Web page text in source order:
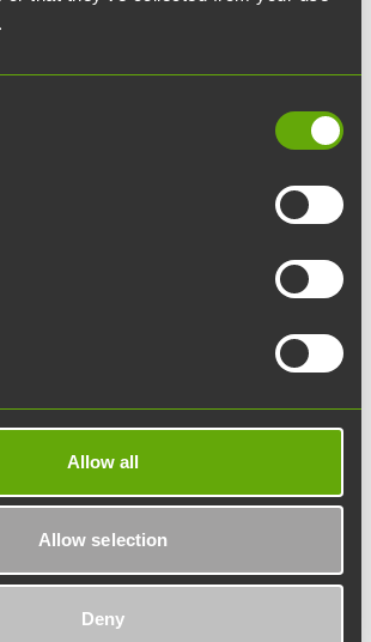
Allow all
Allow selection
Deny
viestintäministerin erityisavustajana.